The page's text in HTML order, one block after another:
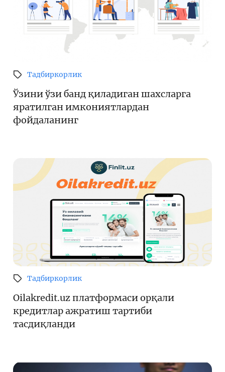
Тадбиркорлик
Ўзини ўзи банд қиладиган шахсларга
яратилган имкониятлардан
фойдаланинг
Тадбиркорлик
Oilakredit.uz платформаси орқали
кредитлар ажратиш тартиби
тасдиқланди